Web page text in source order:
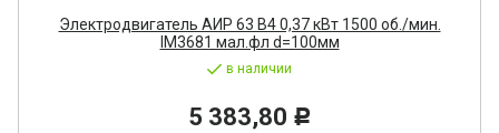
Электродвигатель АИР 63 В4 0,37 кВт 1500 об./мин.
IM3681 мал.фл d=100мм
в наличии
5 383,80 Р